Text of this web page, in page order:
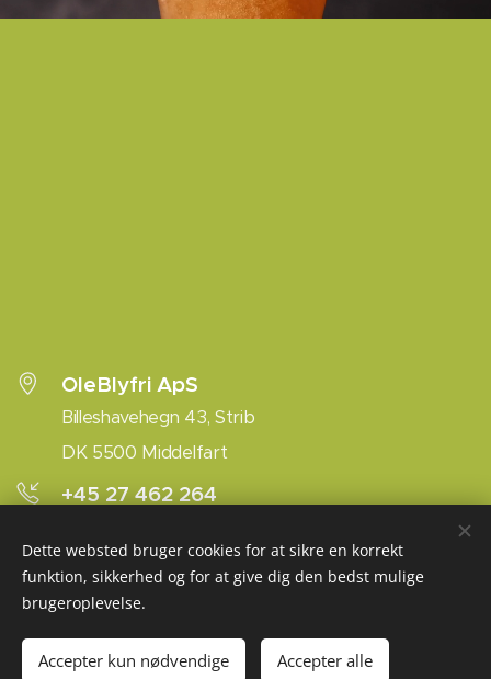
OleBlyfri ApS
Billeshavehegn 43, Strib
DK 5500 Middelfart
+45 27 462 264
tankop@oleblyfri.dk
Oleblyfri.dk · Telf. 27 462 264 · M:tankop@oleblyfri.dk
Cookies
Dette websted bruger cookies for at sikre en korrekt
funktion, sikkerhed og for at give dig den bedst mulige
brugeroplevelse.
Accepter kun nødvendige Accepter alle